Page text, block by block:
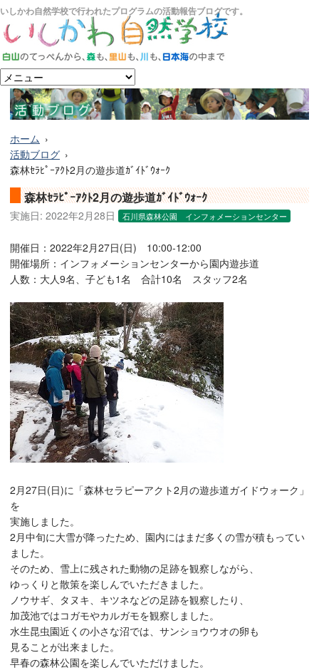
いしかわ自然学校で行われたプログラムの活動報告ブログです。
ホーム
活動ブログ
森林ｾﾗﾋﾟｰｱｸﾄ2月の遊歩道ｶﾞｲﾄﾞｳｫｰｸ
森林ｾﾗﾋﾟｰｱｸﾄ2月の遊歩道ｶﾞｲﾄﾞｳｫｰｸ
実施日: 2022年2月28日 石川県森林公園 インフォメーションセンター
開催日：2022年2月27日(日) 10:00-12:00
開催場所：インフォメーションセンターから園内遊歩道
人数：大人9名、子ども1名 合計10名 スタッフ2名
2月27日(日)に「森林セラピーアクト2月の遊歩道ガイドウォーク」
を
実施しました。
2月中旬に大雪が降ったため、園内にはまだ多くの雪が積もってい
ました。
そのため、雪上に残された動物の足跡を観察しながら、
ゆっくりと散策を楽しんでいただきました。
ノウサギ、タヌキ、キツネなどの足跡を観察したり、
加茂池ではコガモやカルガモを観察しました。
水生昆虫園近くの小さな沼では、サンショウウオの卵も
見ることが出来ました。
早春の森林公園を楽しんでいただけました。